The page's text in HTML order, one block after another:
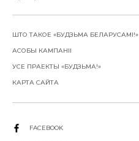
ШТО ТАКОЕ «БУДЗЬМА БЕЛАРУСАМІ!»
АСОБЫ КАМПАНІІ
УСЕ ПРАЕКТЫ «БУДЗЬМА!»
КАРТА САЙТА
FACEBOOK